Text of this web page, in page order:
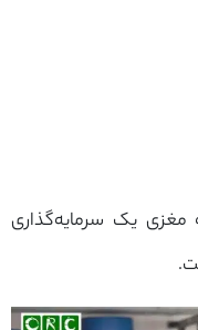
یک سرمایه‌گذاری